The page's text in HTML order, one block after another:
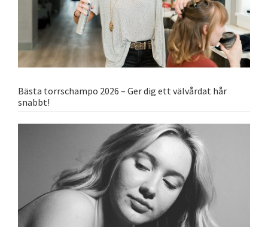
Bästa torrschampo 2026 – Ger dig ett välvårdat hår
snabbt!